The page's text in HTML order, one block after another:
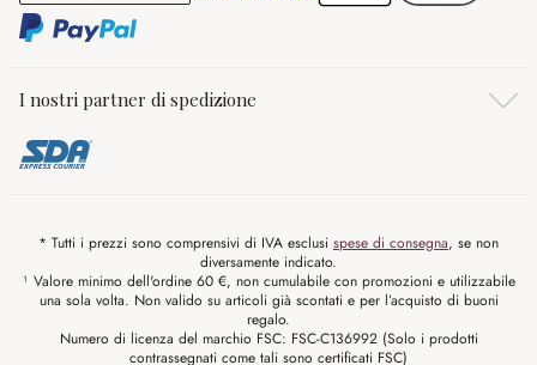
I nostri partner di spedizione
* Tutti i prezzi sono comprensivi di IVA esclusi spese di consegna, se non
diversamente indicato.
¹ Valore minimo dell'ordine 60 €, non cumulabile con promozioni e utilizzabile
una sola volta. Non valido su articoli già scontati e per l’acquisto di buoni
regalo.
Numero di licenza del marchio FSC: FSC-C136992 (Solo i prodotti
contrassegnati come tali sono certificati FSC)